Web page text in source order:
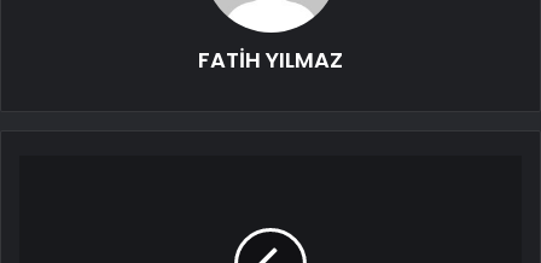
FATİH YILMAZ